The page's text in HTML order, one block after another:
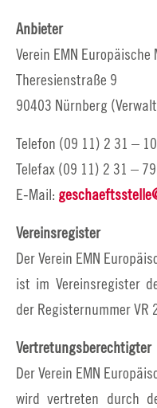
Anbieter
Verein EMN
Theresienstraße 9
90403 Nürnberg
Telefon (09 11) 2 31 –
Telefax (09 11) 2 31 –
E-Mail:
Vereinsregister
Der Verein EMN
ist im Vereinsregister
der Registernummer VR
Vertretungsberechtigter
Der Verein EMN
wird vertreten durch